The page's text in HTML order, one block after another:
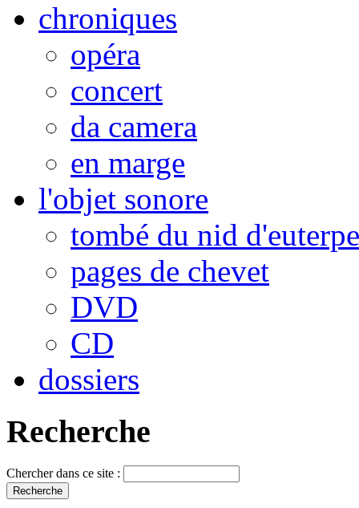
chroniques
opéra
concert
da camera
en marge
l'objet sonore
tombé du nid d'euterpe
pages de chevet
DVD
CD
dossiers
Recherche
Chercher dans ce site :